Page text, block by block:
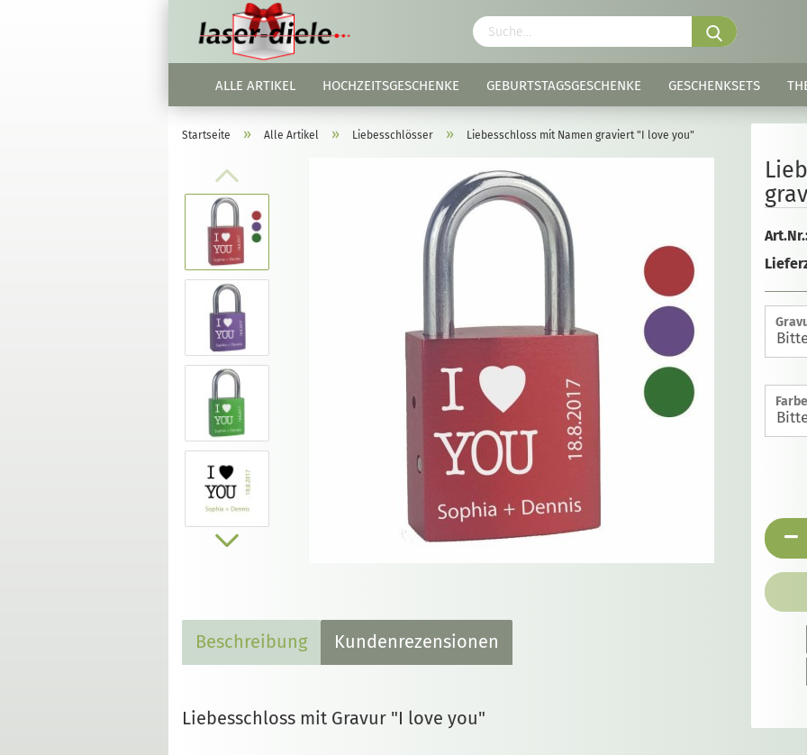
ALLE ARTIKEL HOCHZEITSGESCHENKE GEBURTSTAGSGESCHENKE GESCHENKSETS
Startseite » Alle Artikel » Liebesschlösser » Liebesschloss mit Namen graviert "I love you"
Beschreibung Kundenrezensionen
Liebesschloss mit Gravur "I love you"